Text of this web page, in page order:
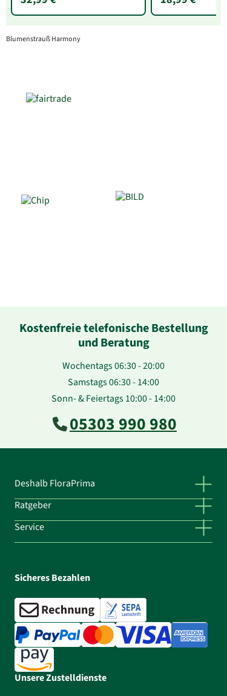
Blumenstrauß Harmony
Kostenfreie telefonische Bestellung
und Beratung
Wochentags 06:30 - 20:00
Samstags 06:30 - 14:00
Sonn- & Feiertags 10:00 - 14:00
05303 990 980
Deshalb FloraPrima
Ratgeber
Service
Sicheres Bezahlen
Unsere Zustelldienste